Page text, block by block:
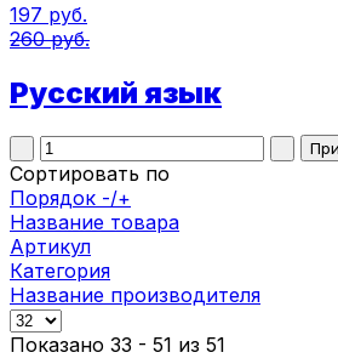
197 руб.
260 руб.
Русский язык
Сортировать по
Порядок -/+
Название товара
Артикул
Категория
Название производителя
Показано 33 - 51 из 51